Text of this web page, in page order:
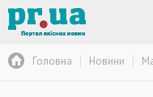
Головна Новини